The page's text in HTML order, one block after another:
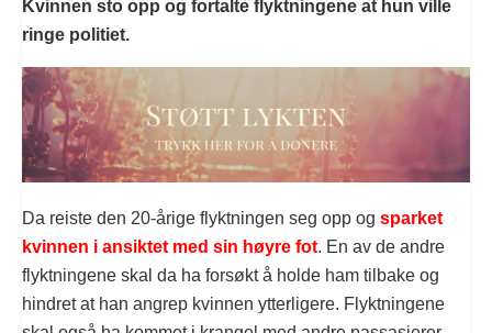
Kvinnen sto opp og fortalte flyktningene at hun ville
ringe politiet.
Da reiste den 20-årige flyktningen seg opp og sparket
kvinnen i ansiktet med sin høyre fot. En av de andre
flyktningene skal da ha forsøkt å holde ham tilbake og
hindret at han angrep kvinnen ytterligere. Flyktningene